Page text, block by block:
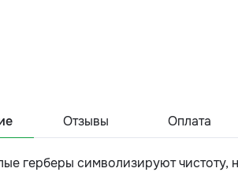
Отзывы Оплата
герберы символизируют чистоту,